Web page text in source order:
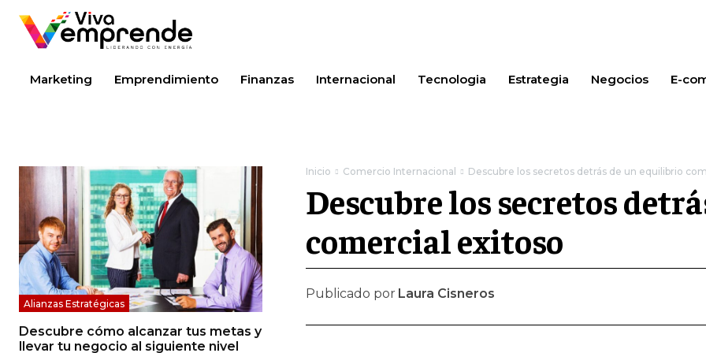
Marketing Emprendimiento Finanzas Internacional Tecnologia Estrategia Negocios E-
Alianzas Estratégicas
Descubre cómo alcanzar tus metas y
llevar tu negocio al siguiente nivel
Inicio Comercio Internacional Descubre los secretos detrás de un equilibrio
Descubre los secretos
comercial exitoso
Publicado por Laura Cisneros